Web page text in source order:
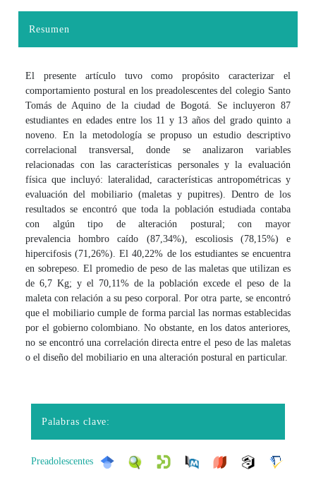
Resumen
El presente artículo tuvo como propósito caracterizar el
comportamiento postural en los preadolescentes del colegio Santo
Tomás de Aquino de la ciudad de Bogotá. Se incluyeron 87
estudiantes en edades entre los 11 y 13 años del grado quinto a
noveno. En la metodología se propuso un estudio descriptivo
correlacional transversal, donde se analizaron variables
relacionadas con las características personales y la evaluación
física que incluyó: lateralidad, características antropométricas y
evaluación del mobiliario (maletas y pupitres). Dentro de los
resultados se encontró que toda la población estudiada contaba
con algún tipo de alteración postural; con mayor
prevalencia hombro caído (87,34%), escoliosis (78,15%) e
hipercifosis (71,26%). El 40,22% de los estudiantes se encuentra
en sobrepeso. El promedio de peso de las maletas que utilizan es
de 6,7 Kg; y el 70,11% de la población excede el peso de la
maleta con relación a su peso corporal. Por otra parte, se encontró
que el mobiliario cumple de forma parcial las normas establecidas
por el gobierno colombiano. No obstante, en los datos anteriores,
no se encontró una correlación directa entre el peso de las maletas
o el diseño del mobiliario en una alteración postural en particular.
Palabras clave:
Preadolescentes